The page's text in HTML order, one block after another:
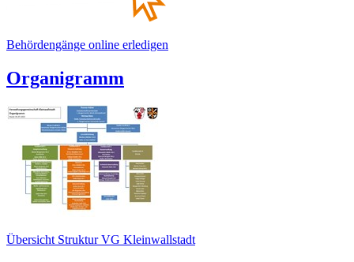
Behördengänge online erledigen
Organigramm
Übersicht Struktur VG Kleinwallstadt